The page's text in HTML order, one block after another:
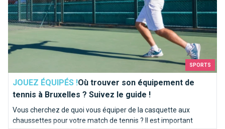
SPORTS
JOUEZ ÉQUIPÉS !Où trouver son équipement de
tennis à Bruxelles ? Suivez le guide !
Vous cherchez de quoi vous équiper de la casquette aux
chaussettes pour votre match de tennis ? Il est important